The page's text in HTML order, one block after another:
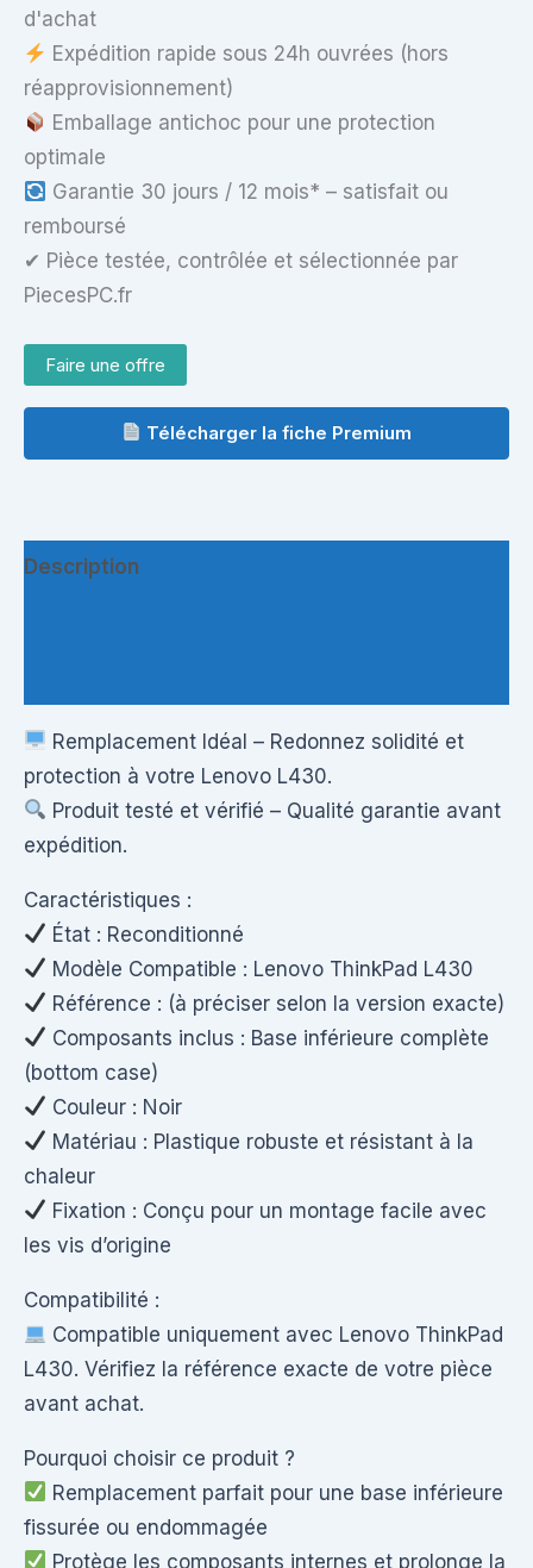
d'achat
Expédition rapide sous 24h ouvrées (hors
réapprovisionnement)
Emballage antichoc pour une protection
optimale
Garantie 30 jours / 12 mois* – satisfait ou
remboursé
✔ Pièce testée, contrôlée et sélectionnée par
PiecesPC.fr
Faire une offre
Télécharger la fiche Premium
Description
Remplacement Idéal – Redonnez solidité et
protection à votre Lenovo L430.
Produit testé et vérifié – Qualité garantie avant
expédition.
Caractéristiques :
État : Reconditionné
Modèle Compatible : Lenovo ThinkPad L430
Référence : (à préciser selon la version exacte)
Composants inclus : Base inférieure complète
(bottom case)
Couleur : Noir
Matériau : Plastique robuste et résistant à la
chaleur
Fixation : Conçu pour un montage facile avec
les vis d’origine
Compatibilité :
Compatible uniquement avec Lenovo ThinkPad
L430. Vérifiez la référence exacte de votre pièce
avant achat.
Pourquoi choisir ce produit ?
Remplacement parfait pour une base inférieure
fissurée ou endommagée
Protège les composants internes et prolonge la